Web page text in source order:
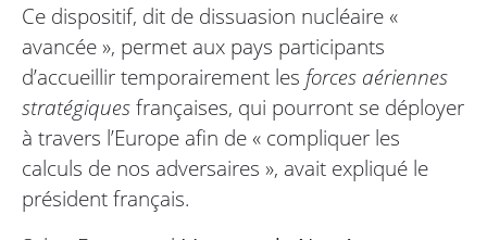
Ce dispositif, dit de dissuasion nucléaire «
avancée », permet aux pays participants
d’accueillir temporairement les forces aériennes
stratégiquesfrançaises, qui pourront se déployer
à travers l’Europe afin de « compliquer les
calculs de nos adversaires », avait expliqué le
président français.